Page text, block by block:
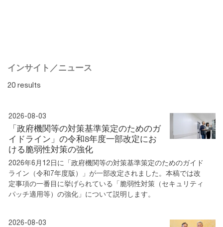
インサイト／ニュース
20 results
2026-08-03
「政府機関等の対策基準策定のためのガ
イドライン」の令和8年度一部改定にお
ける脆弱性対策の強化
2026年6月12日に「政府機関等の対策基準策定のためのガイド
ライン（令和7年度版）」が一部改定されました。本稿では改
定事項の一番目に挙げられている「脆弱性対策（セキュリティ
パッチ適用等）の強化」について説明します。
2026-08-03